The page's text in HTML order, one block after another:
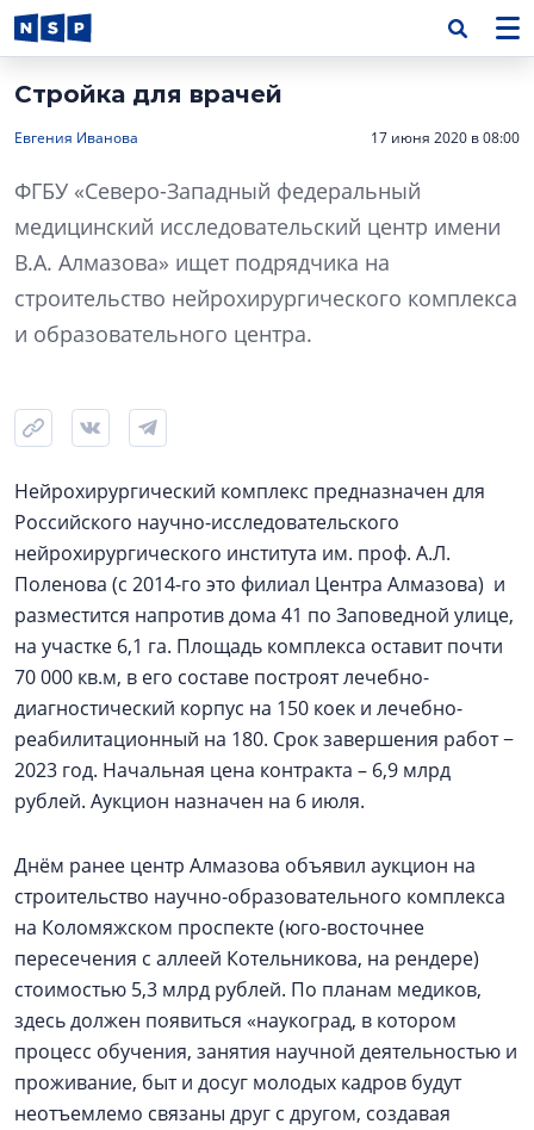
Стройка для врачей
Евгения Иванова 17 июня 2020 в 08:00
ФГБУ «Северо-Западный федеральный
медицинский исследовательский центр имени
В.А. Алмазова» ищет подрядчика на
строительство нейрохирургического комплекса
и образовательного центра.
Нейрохирургический комплекс предназначен для
Российского научно-исследовательского
нейрохирургического института им. проф. А.Л.
Поленова (с 2014-го это филиал Центра Алмазова) и
разместится напротив дома 41 по Заповедной улице,
на участке 6,1 га. Площадь комплекса оставит почти
70 000 кв.м, в его составе построят лечебно-
диагностический корпус на 150 коек и лечебно-
реабилитационный на 180. Срок завершения работ −
2023 год. Начальная цена контракта – 6,9 млрд
рублей. Аукцион назначен на 6 июля.
Днём ранее центр Алмазова объявил аукцион на
строительство научно-образовательного комплекса
на Коломяжском проспекте (юго-восточнее
пересечения с аллеей Котельникова, на рендере)
стоимостью 5,3 млрд рублей. По планам медиков,
здесь должен появиться «наукоград, в котором
процесс обучения, занятия научной деятельностью и
проживание, быт и досуг молодых кадров будут
неотъемлемо связаны друг с другом, создавая